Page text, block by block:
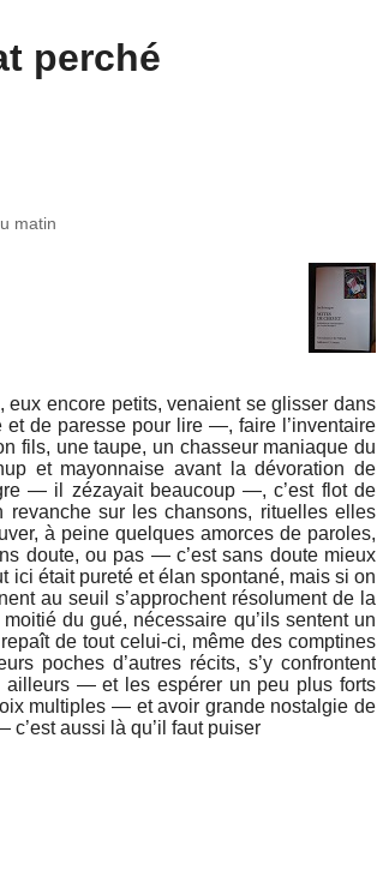
perché
matin
encore petits, venaient se glisser dans
et de paresse pour lire —, faire l’inventaire
fils, une taupe, un chasseur maniaque du
et mayonnaise avant la dévoration de
— il zézayait beaucoup —, c’est flot de
sur les chansons, rituelles elles
à peine quelques amorces de paroles,
doute, ou pas — c’est sans doute mieux
ici était pureté et élan spontané, mais si on
au seuil s’approchent résolument de la
du gué, nécessaire qu’ils sentent un
de tout celui-ci, même des comptines
poches d’autres récits, s’y confrontent
— et les espérer un peu plus forts
multiples — et avoir grande nostalgie de
aussi là qu’il faut puiser